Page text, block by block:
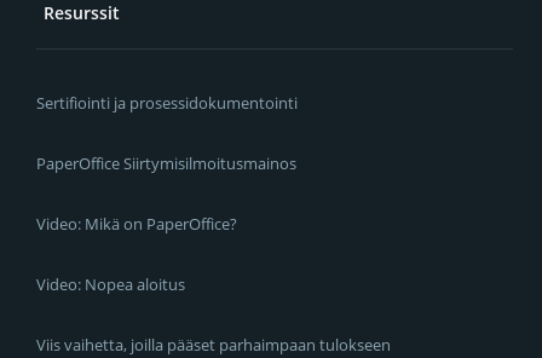
Resurssit
Sertifiointi ja prosessidokumentointi
PaperOffice Siirtymisilmoitusmainos
Video: Mikä on PaperOffice?
Video: Nopea aloitus
Viis vaihetta, joilla pääset parhaimpaan tulokseen